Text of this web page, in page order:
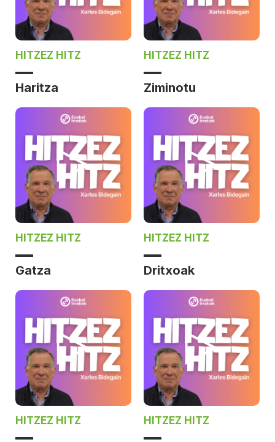
HITZEZ HITZ
Haritza
HITZEZ HITZ
Ziminotu
HITZEZ HITZ
Gatza
HITZEZ HITZ
Dritxoak
HITZEZ HITZ HITZEZ HITZ